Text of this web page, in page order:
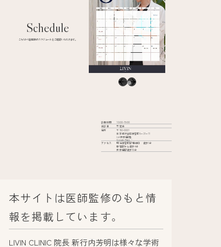
Schedule
こちらから各医師のスケジュールをご確認いただけます。
診療時間
10:00-19:00
休診日
不定休
住所
〒150-0001
東京都渋谷区神宮前6−31−11
iori表参道2階
Google Maps
アクセス
明治神宮前駅7番出口 徒歩1分
原宿駅から徒歩4分
表参道駅徒歩10分
本サイトは医師監修のもと情
報を掲載しています。
LIVIN CLINIC 院長 新行内芳明は様々な学術